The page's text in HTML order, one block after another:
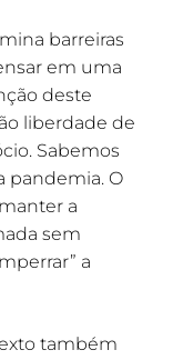
barreiras
em uma
deste
liberdade de
Sabemos
pandemia. O
a
sem
a
também